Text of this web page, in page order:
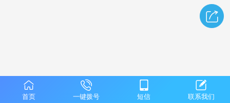
首页 一键拨号 短信 联系我们